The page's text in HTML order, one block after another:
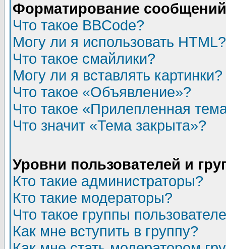
Форматирование
Что такое BBCode?
Могу ли я использовать HTML?
Что такое смайлики?
Могу ли я вставлять картинки?
Что такое «Объявление»?
Что такое «Прилепленная
Что значит «Тема закрыта»?
Уровни пользователей и
Кто такие администраторы?
Кто такие модераторы?
Что такое группы
Как мне вступить в группу?